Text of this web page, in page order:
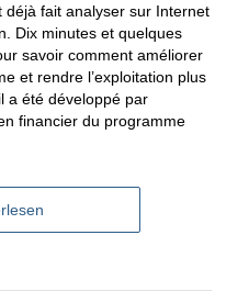
fait analyser sur Internet
Dix minutes et quelques
savoir comment améliorer
et rendre l’exploitation plus
a été développé par
financier du programme